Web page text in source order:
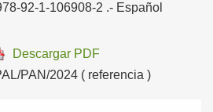
92-1-106908-2 .- Español
Descargar PDF
PAN/2024 ( referencia )